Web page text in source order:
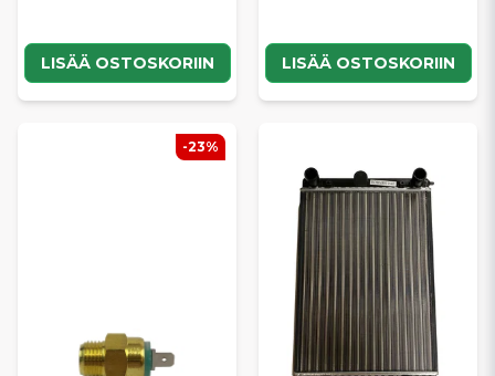
LISÄÄ OSTOSKORIIN LISÄÄ OSTOSKORIIN
-23%